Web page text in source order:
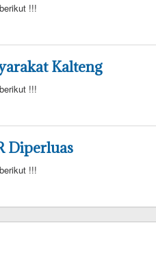
!!!
Kalteng
!!!
Diperluas
!!!